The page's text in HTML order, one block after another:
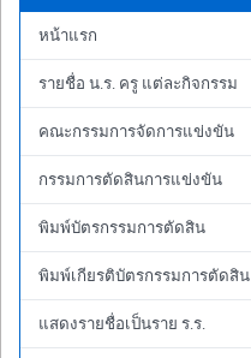
หน้าแรก
รายชื่อ น.ร. ครู แต่ละกิจกรรม
คณะกรรมการจัดการแข่งขัน
กรรมการตัดสินการแข่งขัน
พิมพ์บัตรกรรมการตัดสิน
พิมพ์เกียรติบัตรกรรมการตัดสิน
แสดงรายชื่อเป็นราย ร.ร.